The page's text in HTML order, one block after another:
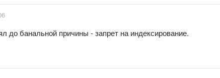
до банальной причины - запрет на индексирование.